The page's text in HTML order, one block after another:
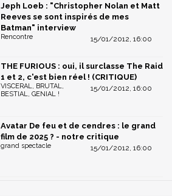
Jeph Loeb : "Christopher Nolan et Matt
Reeves se sont inspirés de mes
Batman" interview
15/01/2012, 16:00
Rencontre
THE FURIOUS : oui, il surclasse The Raid
1 et 2, c'est bien réel ! (CRITIQUE)
15/01/2012, 16:00
VISCERAL, BRUTAL,
BESTIAL, GENIAL !
Avatar De feu et de cendres : le grand
film de 2025 ? - notre critique
15/01/2012, 16:00
grand spectacle